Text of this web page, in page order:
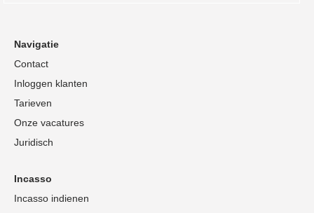
Navigatie
Contact
Inloggen klanten
Tarieven
Onze vacatures
Juridisch
Incasso
Incasso indienen